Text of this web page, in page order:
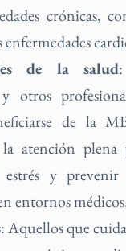
crónicas,
enfermedades
de la salud
y otros
de la
atención plena
y prevenir
entornos
: Aquellos que